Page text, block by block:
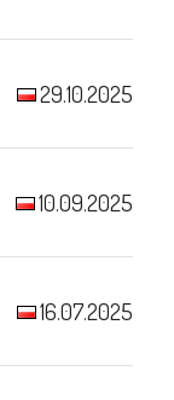
29.10.2025
10.09.2025
16.07.2025